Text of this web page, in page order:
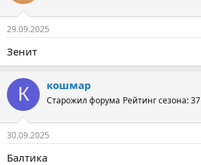
29.09.2025
Зенит
К кошмар
Старожил форума Рейтинг сезона: 37
30.09.2025
Балтика